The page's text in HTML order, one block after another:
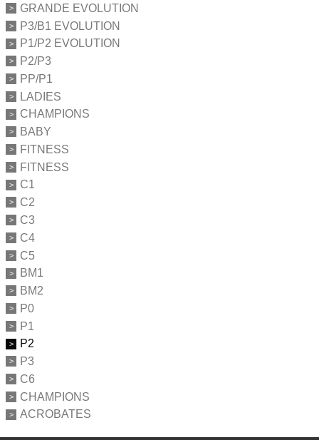
GRANDE EVOLUTION
P3/B1 EVOLUTION
P1/P2 EVOLUTION
P2/P3
PP/P1
LADIES
CHAMPIONS
BABY
FITNESS
FITNESS
C1
C2
C3
C4
C5
BM1
BM2
P0
P1
P2
P3
C6
CHAMPIONS
ACROBATES